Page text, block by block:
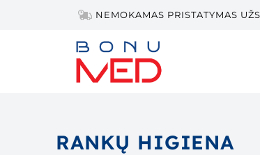
NEMOKAMAS PRISTATYMAS
RANKŲ HIGIENA